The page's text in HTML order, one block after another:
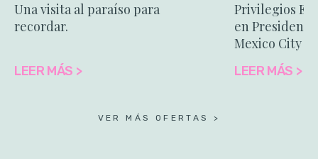
Una visita al paraíso para
recordar.
LEER MÁS >
Privilegios
en
Mexico City
LEER MÁS >
VER MÁS OFERTAS >